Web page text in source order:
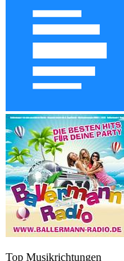
Top Musikrichtungen